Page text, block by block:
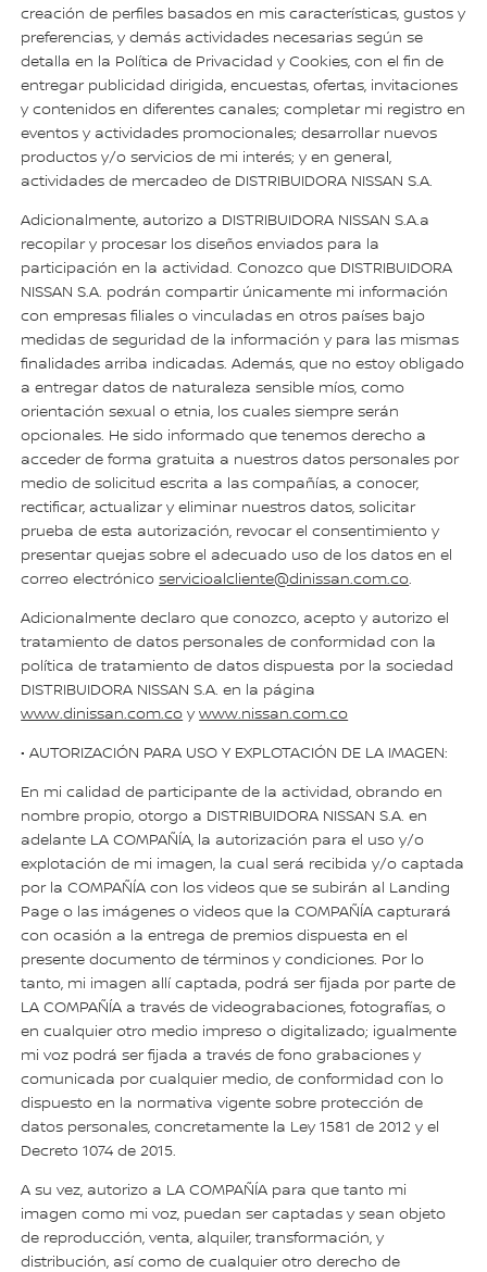
creación de perfiles basados en mis características, gustos y
preferencias, y demás actividades necesarias según se
detalla en la Política de Privacidad y Cookies, con el fin de
entregar publicidad dirigida, encuestas, ofertas, invitaciones
y contenidos en diferentes canales; completar mi registro en
eventos y actividades promocionales; desarrollar nuevos
productos y/o servicios de mi interés; y en general,
actividades de mercadeo de DISTRIBUIDORA NISSAN S.A.
Adicionalmente, autorizo a DISTRIBUIDORA NISSAN S.A.a
recopilar y procesar los diseños enviados para la
participación en la actividad. Conozco que DISTRIBUIDORA
NISSAN S.A. podrán compartir únicamente mi información
con empresas filiales o vinculadas en otros países bajo
medidas de seguridad de la información y para las mismas
finalidades arriba indicadas. Además, que no estoy obligado
a entregar datos de naturaleza sensible míos, como
orientación sexual o etnia, los cuales siempre serán
opcionales. He sido informado que tenemos derecho a
acceder de forma gratuita a nuestros datos personales por
medio de solicitud escrita a las compañías, a conocer,
rectificar, actualizar y eliminar nuestros datos, solicitar
prueba de esta autorización, revocar el consentimiento y
presentar quejas sobre el adecuado uso de los datos en el
correo electrónicoservicioalcliente@dinissan.com.co.
Adicionalmente declaro que conozco, acepto y autorizo el
tratamiento de datos personales de conformidad con la
política de tratamiento de datos dispuesta por la sociedad
DISTRIBUIDORA NISSAN S.A. en la página
www.dinissan.com.co ywww.nissan.com.co
• AUTORIZACIÓN PARA USO Y EXPLOTACIÓN DE LA IMAGEN:
En mi calidad de participante de la actividad, obrando en
nombre propio, otorgo a DISTRIBUIDORA NISSAN S.A. en
adelante LA COMPAÑÍA, la autorización para el uso y/o
explotación de mi imagen, la cual será recibida y/o captada
por la COMPAÑÍA con los videos que se subirán al Landing
Page o las imágenes o videos que la COMPAÑÍA capturará
con ocasión a la entrega de premios dispuesta en el
presente documento de términos y condiciones. Por lo
tanto, mi imagen allí captada, podrá ser fijada por parte de
LA COMPAÑÍA a través de videograbaciones, fotografías, o
en cualquier otro medio impreso o digitalizado; igualmente
mi voz podrá ser fijada a través de fono grabaciones y
comunicada por cualquier medio, de conformidad con lo
dispuesto en la normativa vigente sobre protección de
datos personales, concretamente la Ley 1581 de 2012 y el
Decreto 1074 de 2015.
A su vez, autorizo a LA COMPAÑÍA para que tanto mi
imagen como mi voz, puedan ser captadas y sean objeto
de reproducción, venta, alquiler, transformación, y
distribución, así como de cualquier otro derecho de